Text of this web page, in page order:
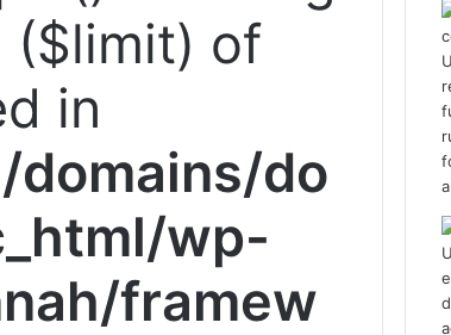
($limit) of
in
domains/do
wp-
framew